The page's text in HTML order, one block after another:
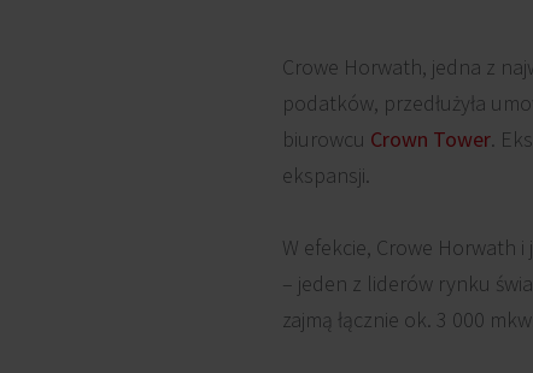
Crowe Horwath, jedna z
podatków, przedłużyła
biurowcu Crown Tower.
ekspansji.
W efekcie, Crowe Horwath
– jeden z liderów rynku
zajmą łącznie ok. 3 000